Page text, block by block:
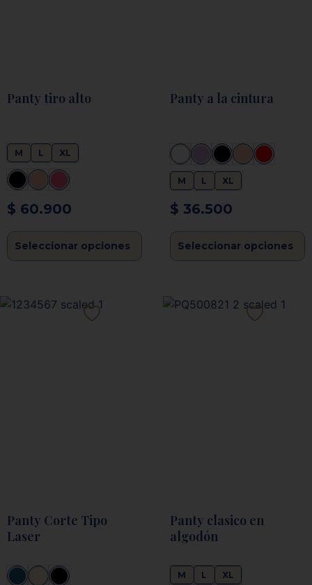
Panty tiro alto
M L XL
$ 60.900
Seleccionar opciones
Panty a la cintura
M L XL
$ 36.500
Seleccionar opciones
Panty Corte Tipo
Laser
Panty clasico en
algodón
M L XL